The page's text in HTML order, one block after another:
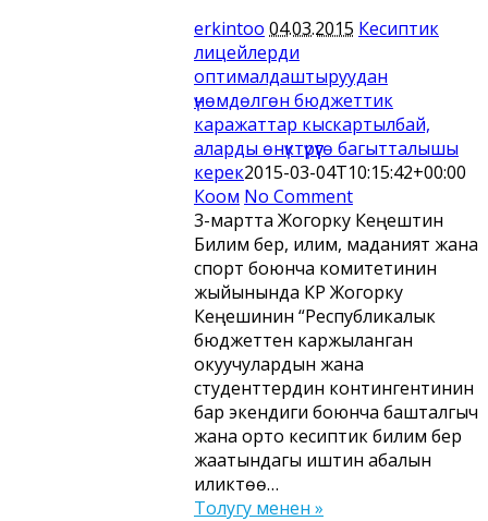
erkintoo 04.03.2015 Кесиптик
лицейлерди
оптималдаштыруудан
үнөмдөлгөн бюджеттик
каражаттар кыскартылбай,
аларды өнүктүрүүгө багытталышы
керек2015-03-04T10:15:42+00:00
Коом No Comment
3-мартта Жогорку Кеңештин
Билим берүү, илим, маданият жана
спорт боюнча комитетинин
жыйынында КР Жогорку
Кеңешинин “Республикалык
бюджеттен каржыланган
окуучулардын жана
студенттердин контингентинин
бар экендиги боюнча башталгыч
жана орто кесиптик билим берүү
жаатындагы иштин абалын
иликтөө…
Толугу менен »